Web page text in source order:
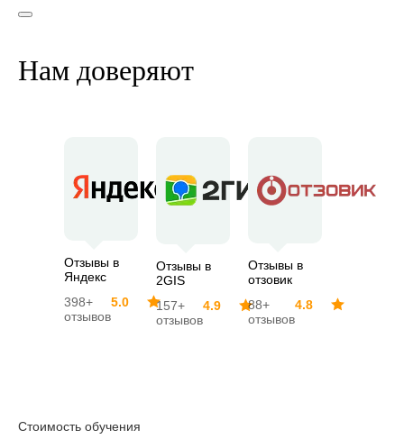
Нам доверяют
Отзывы в
Яндекс
398+
отзывов
5.0
Отзывы в
2GIS
157+
отзывов
4.9
Отзывы в
отзовик
88+
отзывов
4.8
Стоимость обучения